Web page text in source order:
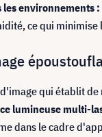
les environnements :
ce qui minimise
qui établit
lumineuse multi-
dans le cadre